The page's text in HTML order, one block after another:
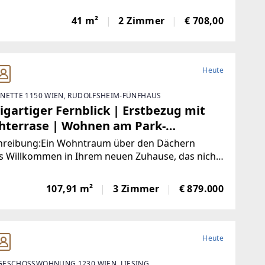
sodass Sie in nur drei Stationen den
erreichen. Auch die Auffahrt zur
41 m² 2 Zimmer € 708,00
Heute
1150 WIEN, RUDOLFSHEIM-FÜNFHAUS
Fernblick | Erstbezug mit
| Wohnen am Park-
Wohntraum über den Dächern
Willkommen in Ihrem neuen Zuhause, das nicht
durch seinen atemberaubenden Weitblick
Diese einzigartige Dachgeschosswohnung
107,91 m² 3 Zimmer € 879.000
Heute